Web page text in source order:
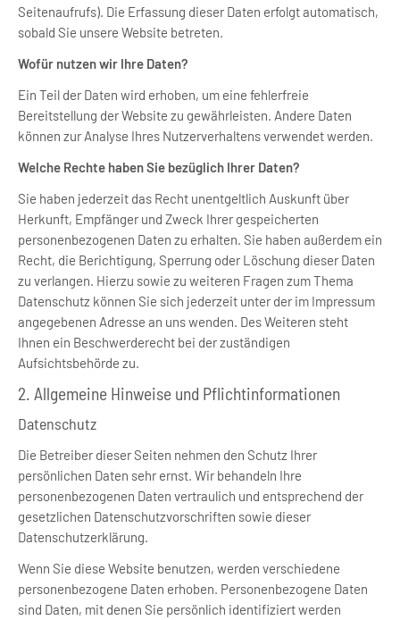
Seitenaufrufs). Die Erfassung dieser Daten erfolgt automatisch,
sobald Sie unsere Website betreten.
Wofür nutzen wir Ihre Daten?
Ein Teil der Daten wird erhoben, um eine fehlerfreie
Bereitstellung der Website zu gewährleisten. Andere Daten
können zur Analyse Ihres Nutzerverhaltens verwendet werden.
Welche Rechte haben Sie bezüglich Ihrer Daten?
Sie haben jederzeit das Recht unentgeltlich Auskunft über
Herkunft, Empfänger und Zweck Ihrer gespeicherten
personenbezogenen Daten zu erhalten. Sie haben außerdem ein
Recht, die Berichtigung, Sperrung oder Löschung dieser Daten
zu verlangen. Hierzu sowie zu weiteren Fragen zum Thema
Datenschutz können Sie sich jederzeit unter der im Impressum
angegebenen Adresse an uns wenden. Des Weiteren steht
Ihnen ein Beschwerderecht bei der zuständigen
Aufsichtsbehörde zu.
2. Allgemeine Hinweise und Pflichtinformationen
Datenschutz
Die Betreiber dieser Seiten nehmen den Schutz Ihrer
persönlichen Daten sehr ernst. Wir behandeln Ihre
personenbezogenen Daten vertraulich und entsprechend der
gesetzlichen Datenschutzvorschriften sowie dieser
Datenschutzerklärung.
Wenn Sie diese Website benutzen, werden verschiedene
personenbezogene Daten erhoben. Personenbezogene Daten
sind Daten, mit denen Sie persönlich identifiziert werden